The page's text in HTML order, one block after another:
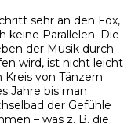
sehr an den Fox,
keine Parallelen. Die
der Musik durch
wird, ist nicht leicht
von Tänzern
Jahre bis man
der Gefühle
– was z. B. die